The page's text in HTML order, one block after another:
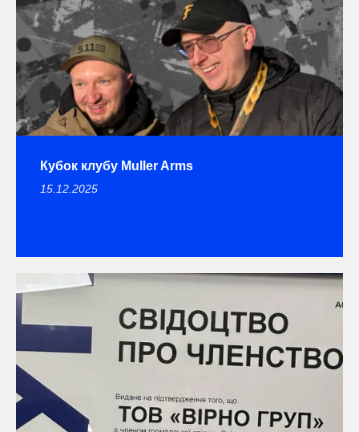
Кубок клубу Muller Arms
15.12.2025